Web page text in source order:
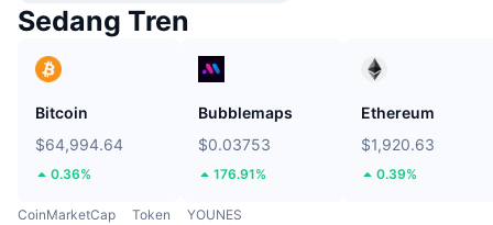
Sedang Tren
Bitcoin
$64,994.64
0.36%
Bubblemaps
$0.03753
176.91%
Ethereum
$1,920.63
0.39%
CoinMarketCap Token YOUNES